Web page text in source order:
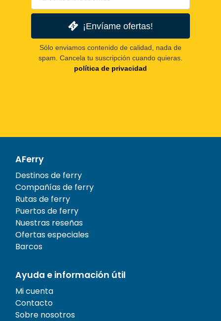
¡Envíame ofertas!
Sólo enviamos contenido de calidad, nada de
spam. Cancela tu suscripción cuando quieras.
política de privacidad
AFerry
Destinos de ferry
Compañías de ferry
Rutas de ferry
Puertos de ferry
Nuestras reseñas
Ofertas especiales
Barcos
Ayuda e información útil
Mi cuenta
Contacto
Sobre nosotros